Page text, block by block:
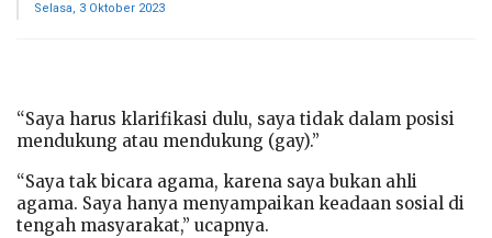
Selasa, 3 Oktober 2023
“Saya harus klarifikasi dulu, saya tidak dalam posisi
mendukung atau mendukung (gay).”
“Saya tak bicara agama, karena saya bukan ahli
agama. Saya hanya menyampaikan keadaan sosial di
tengah masyarakat,” ucapnya.